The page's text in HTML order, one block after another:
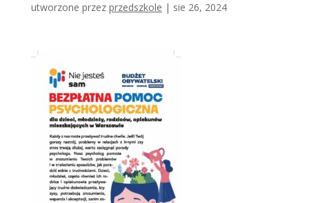
utworzone przez przedszkole | sie 26, 2024